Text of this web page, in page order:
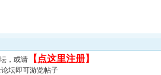
，或请 【 点这里注册】
坛即可游览帖子